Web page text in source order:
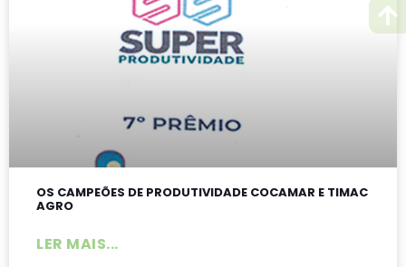
OS CAMPEÕES DE PRODUTIVIDADE COCAMAR E TIMAC
AGRO
LER MAIS...